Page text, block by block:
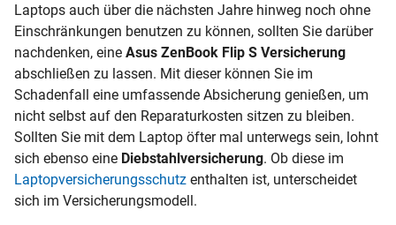
Laptops auch über die nächsten Jahre hinweg noch ohne
Einschränkungen benutzen zu können, sollten Sie darüber
nachdenken, eine Asus ZenBook Flip S Versicherung
abschließen zu lassen. Mit dieser können Sie im
Schadenfall eine umfassende Absicherung genießen, um
nicht selbst auf den Reparaturkosten sitzen zu bleiben.
Sollten Sie mit dem Laptop öfter mal unterwegs sein, lohnt
sich ebenso eine Diebstahlversicherung. Ob diese im
Laptopversicherungsschutz enthalten ist, unterscheidet
sich im Versicherungsmodell.